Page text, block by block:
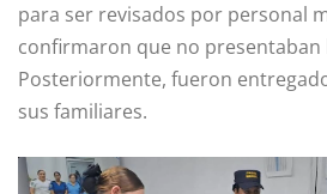
para ser revisados por personal
confirmaron que no presentaban
Posteriormente, fueron
sus familiares.